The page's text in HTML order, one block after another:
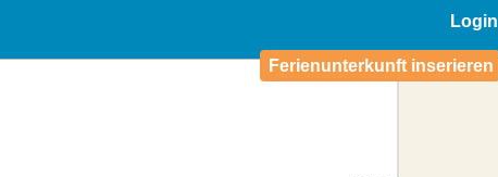
Login
Ferienunterkunft inserieren